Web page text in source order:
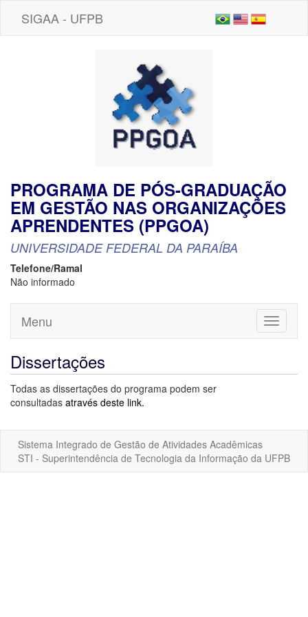
SIGAA - UFPB
PROGRAMA DE PÓS-GRADUAÇÃO
EM GESTÃO NAS ORGANIZAÇÕES
APRENDENTES (PPGOA)
UNIVERSIDADE FEDERAL DA PARAÍBA
Telefone/Ramal
Não informado
Toggle
Menu
Dissertações
Todas as dissertações do programa podem ser
consultadas através deste link.
Sistema Integrado de Gestão de Atividades Acadêmicas
STI - Superintendência de Tecnologia da Informação da UFPB